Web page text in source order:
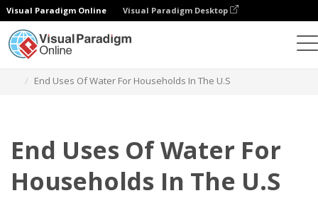
Visual Paradigm Online Visual Paradigm Desktop
End Uses Of Water For Households In The U.S
End Uses Of Water For
Households In The U.S